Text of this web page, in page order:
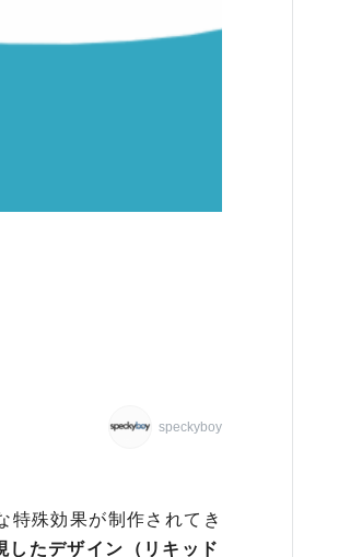
speckyboy
特殊効果が制作されてき
したデザイン（リキッド